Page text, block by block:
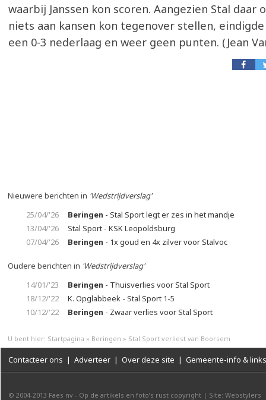
waarbij Janssen kon scoren. Aangezien Stal daar
niets aan kansen kon tegenover stellen,
een 0-3 nederlaag en weer geen punten. (Jean
Nieuwere berichten in 'Wedstrijdverslag'
25/04/'26
Beringen - Stal Sport legt er zes in het mandje
13/04/'26
Stal Sport - KSK Leopoldsburg
07/04/'26
Beringen - 1x goud en 4x zilver voor Stalvoc
Oudere berichten in 'Wedstrijdverslag'
14/01/'23
Beringen - Thuisverlies voor Stal Sport
18/12/'22
K. Opglabbeek - Stal Sport 1-5
10/12/'22
Beringen - Zwaar verlies voor Stal Sport
U bent hier: Startpagina » Beringen » Stal Sport verliest van Boorsem
Contacteer ons | Adverteer | Over deze site | Gemeente-info & links
© 2004-2013 Faes nv - Op de artikels en foto’s rust copyright | Site: Webstylers